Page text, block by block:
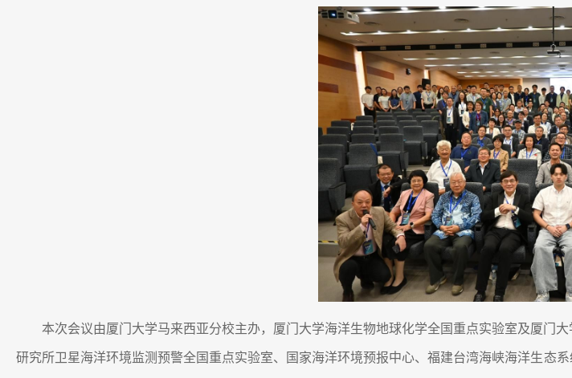
本次会议由厦门大学马来西亚分校主办，厦门大学海洋生物地球化学全国重点实验室及厦门
研究所卫星海洋环境监测预警全国重点实验室、国家海洋环境预报中心、福建台湾海峡海洋生态